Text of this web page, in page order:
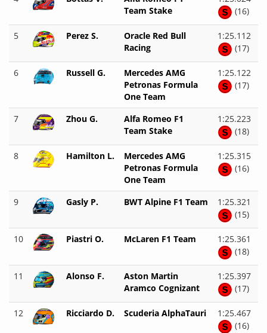
Team Stake
(16)
5 Perez S.
Oracle Red Bull
Racing
1:25.112
(17)
6 Russell G.
Mercedes AMG
Petronas Formula
One Team
1:25.122
(17)
7 Zhou G.
Alfa Romeo F1
Team Stake
1:25.223
(18)
8 Hamilton L.
Mercedes AMG
Petronas Formula
One Team
1:25.315
(16)
9 Gasly P. BWT Alpine F1 Team
1:25.321
(15)
10 Piastri O. McLaren F1 Team
1:25.361
(18)
11 Alonso F.
Aston Martin
Aramco Cognizant
1:25.397
(17)
12 Ricciardo D. Scuderia AlphaTauri
1:25.467
(16)